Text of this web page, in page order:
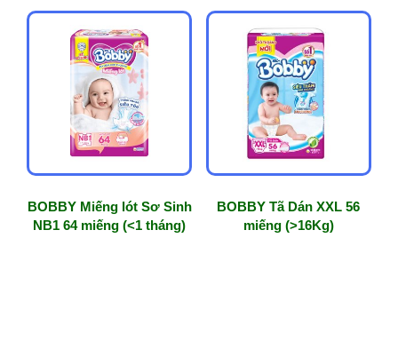
BOBBY Miếng lót Sơ Sinh
NB1 64 miếng (<1 tháng)
BOBBY Tã Dán XXL 56
miếng (>16Kg)